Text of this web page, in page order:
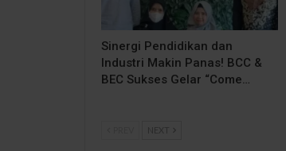
Sinergi Pendidikan dan
Industri Makin Panas! BCC &
BEC Sukses Gelar “Come…
NEXT